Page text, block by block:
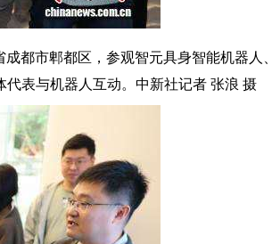
都市郫都区，参观智元具身智能机器人
表与机器人互动。中新社记者 张浪 摄